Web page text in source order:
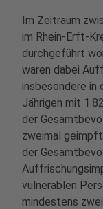
Im Zeitraum
im Rhein-Erft-
durchgeführt
waren dabei
insbesondere in
Jährigen mit
der
zweimal
der
vulnerablen
mindestens